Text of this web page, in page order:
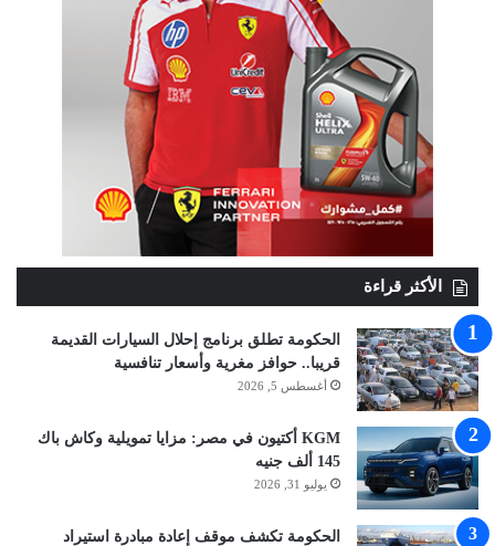
الأكثر قراءة
الحكومة تطلق برنامج إحلال السيارات القديمة
قريبا.. حوافز مغرية وأسعار تنافسية
أغسطس 5, 2026
KGM أكتيون في مصر: مزايا تمويلية وكاش باك
145 ألف جنيه
يوليو 31, 2026
الحكومة تكشف موقف إعادة مبادرة استيراد